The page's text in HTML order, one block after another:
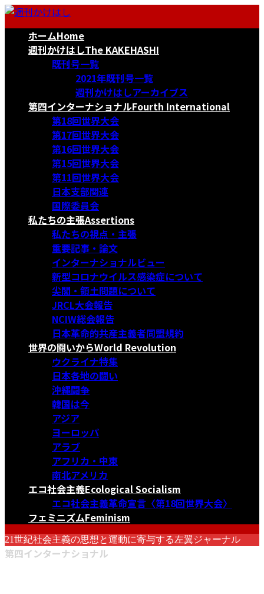
コ
ナ
ホームHome
週刊かけはしThe KAKEHASHI
既刊号一覧
2021年既刊号一覧
週刊かけはしアーカイブス
第四インターナショナルFourth International
第18回世界大会
第17回世界大会
第16回世界大会
第15回世界大会
第11回世界大会
日本支部関連
国際委員会
私たちの主張Assertions
私たちの視点・主張
重要記事・論文
インターナショナルビュー
新型コロナウイルス感染症について
尖閣・領土問題について
JRCL大会報告
NCIW総会報告
日本革命的共産主義者同盟規約
世界の闘いからWorld Revolution
ウクライナ特集
日本各地の闘い
沖縄闘争
韓国は今
アジア
ヨーロッパ
アラブ
アフリカ・中東
南北アメリカ
エコ社会主義Ecological Socialism
エコ社会主義革命宣言〈第18回世界大会〉
フェミニズムFeminism
21世紀社会主義の思想と運動に寄与する左翼ジャーナル
第四インターナショナル